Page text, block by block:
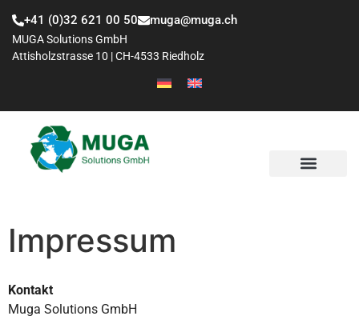
+41 (0)32 621 00 50 muga@muga.ch
MUGA Solutions GmbH
Attisholzstrasse 10 | CH-4533 Riedholz
Impressum
Kontakt
Muga Solutions GmbH